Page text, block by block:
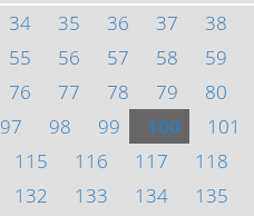
34 35 36 37 38
55 56 57 58 59
76 77 78 79 80
97 98 99 100 101
115 116 117 118
132 133 134 135